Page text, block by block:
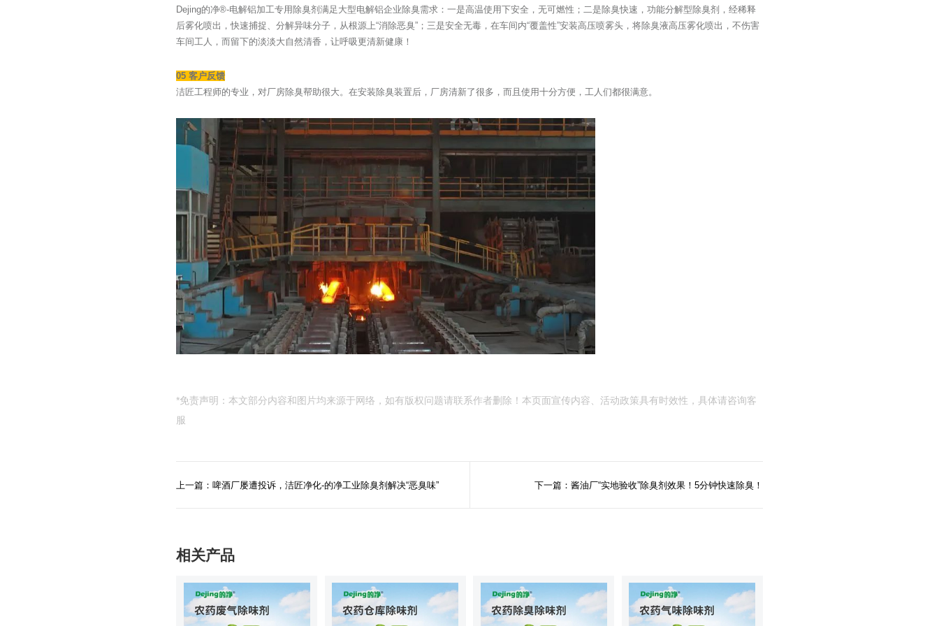
Dejing的净®-电解铝加工专用除臭剂满足大型电解铝企业除臭需求：一是高温使用下安全，无可燃性；二是除臭快速，功能分解型除臭剂，经稀释
后雾化喷出，快速捕捉、分解异味分子，从根源上“消除恶臭”；三是安全无毒，在车间内“覆盖性”安装高压喷雾头，将除臭液高压雾化喷出，不伤害
车间工人，而留下的淡淡大自然清香，让呼吸更清新健康！
05 客户反馈
洁匠工程师的专业，对厂房除臭帮助很大。在安装除臭装置后，厂房清新了很多，而且使用十分方便，工人们都很满意。
*免责声明：本文部分内容和图片均来源于网络，如有版权问题请联系作者删除！本页面宣传内容、活动政策具有时效性，具体请咨询客
服
上一篇：啤酒厂屡遭投诉，洁匠净化-的净工业除臭剂解决“恶臭味” 下一篇：酱油厂“实地验收”除臭剂效果！5分钟快速除臭！
相关产品